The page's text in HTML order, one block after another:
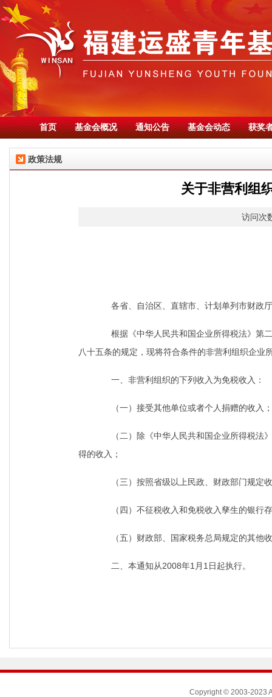
首页 基金会概况 通知公告 基金会动态 获奖
政策法规
关于非营利组
访问次
各省、自治区、直辖市、计划单列市财政厅
根据《中华人民共和国企业所得税法》第二
八十五条的规定，现将符合条件的非营利组织企业
一、非营利组织的下列收入为免税收入：
（一）接受其他单位或者个人捐赠的收入；
（二）除《中华人民共和国企业所得税法》
得的收入；
（三）按照省级以上民政、财政部门规定
（四）不征税收入和免税收入孳生的银行
（五）财政部、国家税务总局规定的其他
二、本通知从2008年1月1日起执行。
Copyright © 2003-2023